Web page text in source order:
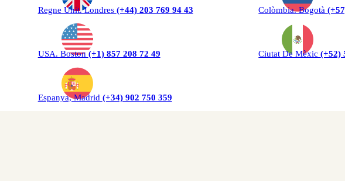
Regne Unit. Londres (+44) 203 769 94 43
USA. Boston (+1) 857 208 72 49
Espanya, Madrid (+34) 902 750 359
Colòmbia. Bogotà
Ciutat De Mèxic(+52)